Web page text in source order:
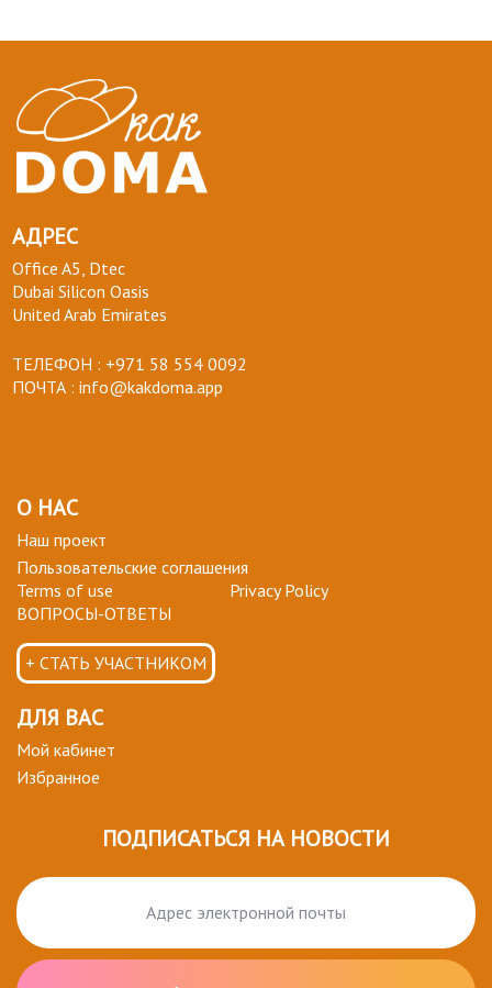
АДРЕС
Office A5, Dtec
Dubai Silicon Oasis
United Arab Emirates
ТЕЛЕФОН : +971 58 554 0092
ПОЧТА : info@kakdoma.app
О НАС
Наш проект
Пользовательские соглашения
Terms of use
Privacy Policy
ВОПРОСЫ-ОТВЕТЫ
+ СТАТЬ УЧАСТНИКОМ
ДЛЯ ВАС
Мой кабинет
Избранное
ПОДПИСАТЬСЯ НА НОВОСТИ